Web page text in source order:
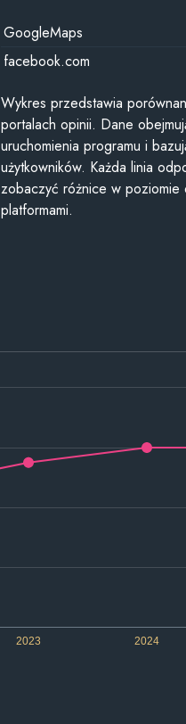
GoogleMaps
facebook.com
Wykres przedstawia
portalach opinii. Dane
uruchomienia programu i
użytkowników. Każda linia
zobaczyć różnice w
platformami.
2023 2024